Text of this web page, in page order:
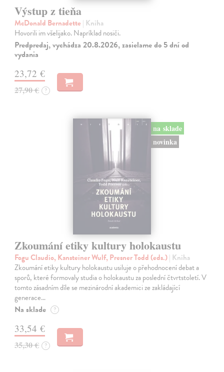
Výstup z tieňa
McDonald Bernadette | Kniha
Hovorili im všelijako. Napríklad nosiči.
Predpredaj, vychádza 20.8.2026, zasielame do 5 dní od
vydania
23,72 €
27,90 € ?
na sklade
novinka
Zkoumání etiky kultury holokaustu
Fogu Claudio, Kansteiner Wulf, Presner Todd (eds.)| Kniha
Zkoumání etiky kultury holokaustu usiluje o přehodnocení debat a
sporů, které formovaly studia o holokaustu za poslední čtvrtstoletí. V
tomto zásadním díle se mezinárodní akademici ze zakládající
generace…
Na sklade ?
33,54 €
35,30 € ?